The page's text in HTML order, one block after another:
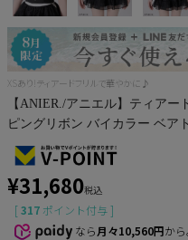
XSあり!ティアードフリルで華やかに♪
【ANIER./アニエル】ティア
ピングリボン バイカラー ベア
¥31,680税込
[317 ポイント付与 ]
なら月々10,560円か